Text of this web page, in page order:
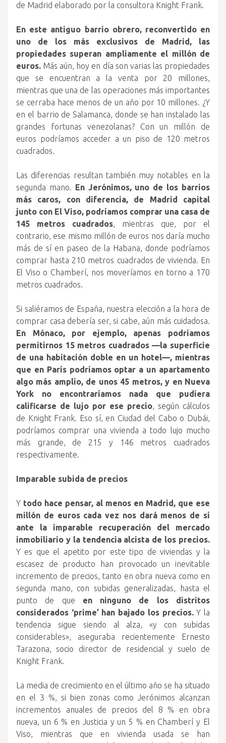
de Madrid elaborado por la consultora Knight Frank.
En este antiguo barrio obrero, reconvertido en
uno de los más exclusivos de Madrid, las
propiedades superan ampliamente el millón de
euros. Más aún, hoy en día son varias las propiedades
que se encuentran a la venta por 20 millones,
mientras que una de las operaciones más importantes
se cerraba hace menos de un año por 10 millones. ¿Y
en el barrio de Salamanca, donde se han instalado las
grandes fortunas venezolanas? Con un millón de
euros podríamos acceder a un piso de 120 metros
cuadrados.
Las diferencias resultan también muy notables en la
segunda mano. En Jerónimos, uno de los barrios
más caros, con diferencia, de Madrid capital
junto con El Viso, podríamos comprar una casa de
145 metros cuadrados, mientras que, por el
contrario, ese mismo millón de euros nos daría mucho
más de sí en paseo de la Habana, donde podríamos
comprar hasta 210 metros cuadrados de vivienda. En
El Viso o Chamberí, nos moveríamos en torno a 170
metros cuadrados.
Si saliéramos de España, nuestra elección a la hora de
comprar casa debería ser, si cabe, aún más cuidadosa.
En Mónaco, por ejemplo, apenas podríamos
permitirnos 15 metros cuadrados —la superficie
de una habitación doble en un hotel—, mientras
que en París podríamos optar a un apartamento
algo más amplio, de unos 45 metros, y en Nueva
York no encontraríamos nada que pudiera
calificarse de lujo por ese precio, según cálculos
de Knight Frank. Eso sí, en Ciudad del Cabo o Dubái,
podríamos comprar una vivienda a todo lujo mucho
más grande, de 215 y 146 metros cuadrados
respectivamente.
Imparable subida de precios
Y todo hace pensar, al menos en Madrid, que ese
millón de euros cada vez nos dará menos de sí
ante la imparable recuperación del mercado
inmobiliario y la tendencia alcista de los precios.
Y es que el apetito por este tipo de viviendas y la
escasez de producto han provocado un inevitable
incremento de precios, tanto en obra nueva como en
segunda mano, con subidas generalizadas, hasta el
punto de que en ninguno de los distritos
considerados ‘prime’ han bajado los precios.Y la
tendencia sigue siendo al alza, «y con subidas
considerables», aseguraba recientemente Ernesto
Tarazona, socio director de residencial y suelo de
Knight Frank.
La media de crecimiento en el último año se ha situado
en el 3 %, si bien zonas como Jerónimos alcanzan
incrementos anuales de precios del 8 % en obra
nueva, un 6 % en Justicia y un 5 % en Chamberí y El
Viso, mientras que en vivienda usada se han